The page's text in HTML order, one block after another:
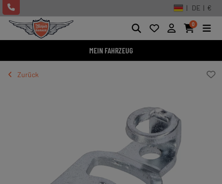
| DE | €
0
MEIN FAHRZEUG
Zurück